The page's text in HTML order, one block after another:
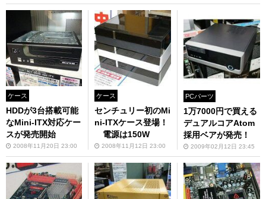
ケース
HDDが3台搭載可能
なMini-ITX対応ケー
スが発売開始
2008年11月20日 23:00
ケース
センチュリー初のMi
ni-ITXケース登場！
電源は150W
2008年11月12日 23:00
PCパーツ
1万7000円で買える
デュアルコアAtom
採用ベアが発売！
2009年02月12日 23:45